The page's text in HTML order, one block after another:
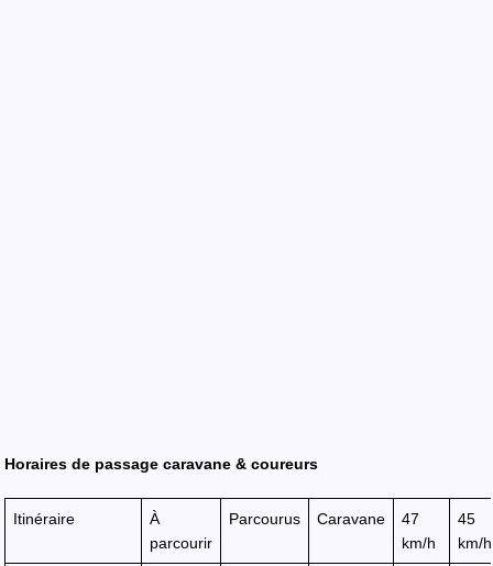
Horaires de passage caravane & coureurs
Itinéraire
À
parcourir
Parcourus Caravane
47
km/h
45
km/h